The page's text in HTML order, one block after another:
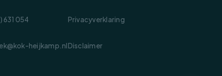
631 054
heijkamp.nl
Privacyverklaring
Disclaimer